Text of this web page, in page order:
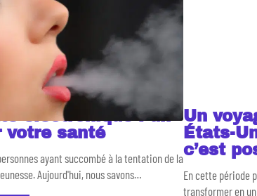
électronique : un
votre santé
ayant succombé à la tentation de la
Aujourd'hui, nous savons…
Un
États-
c’est
En cette période
transformer en